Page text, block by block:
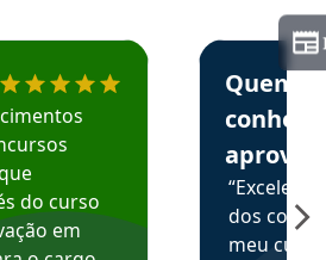
o Aprova Concursos em
do curso
em
Estudante
Quem
aprova
dos
meu